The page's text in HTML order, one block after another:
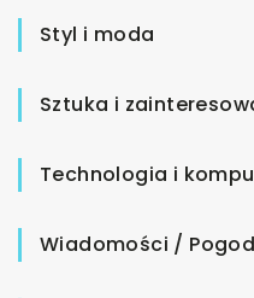
Styl i moda
Sztuka i
Technologia i
Wiadomości /